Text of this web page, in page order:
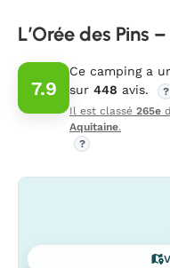
L’Orée des Pins
7.9
Ce camping a
sur 448 avis.
?
Il est classé 265e
Aquitaine.
?